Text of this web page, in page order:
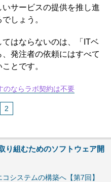
サービスの提供を推し進
しょう。
はならないのは、「ITベ
発注者の依頼にはすべて
とです。
のならラボ契約は不要
2
り組むためのソフトウェア開
システムの構築へ【第7回】